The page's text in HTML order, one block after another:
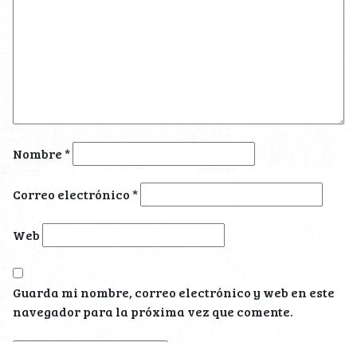
Nombre*
Correo electrónico*
Web
Guarda mi nombre, correo electrónico y web en este
navegador para la próxima vez que comente.